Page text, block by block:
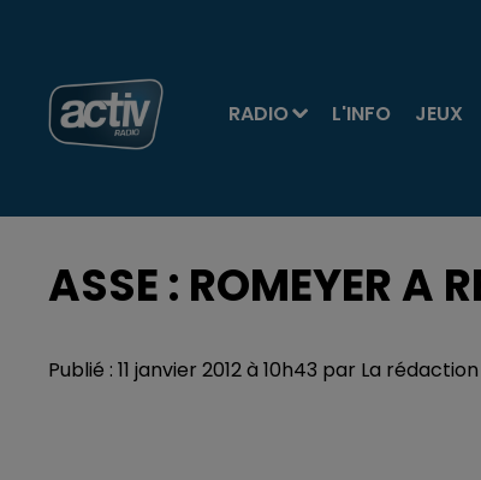
RADIO L'INFO JEUX
ASSE : ROMEYER A
Publié : 11 janvier 2012 à 10h43 par La rédaction